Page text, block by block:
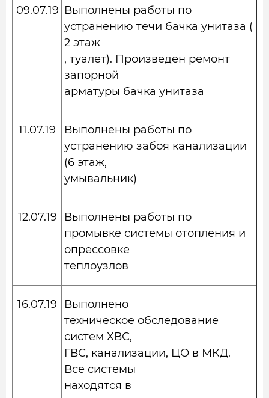
09.07.19 Выполнены работы по
устранению течи бачка унитаза (
2 этаж
, туалет). Произведен ремонт
запорной
арматуры бачка унитаза
11.07.19
Выполнены работы по
устранению забоя канализации
(6 этаж,
умывальник)
12.07.19
Выполнены работы по
промывке системы отопления и
опрессовке
теплоузлов
16.07.19
Выполнено
техническое обследование
систем ХВС,
ГВС, канализации, ЦО в МКД.
Все системы
находятся в